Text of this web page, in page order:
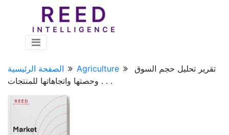
الصفحة الرئيسية Agriculture
تقرير تحليل حجم السوق
وحصتها واتجاهاتها للمنتجات . . .